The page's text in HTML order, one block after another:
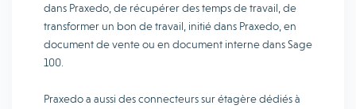
dans Praxedo, de récupérer des temps de travail, de
transformer un bon de travail, initié dans Praxedo, en
document de vente ou en document interne dans Sage
100.
Praxedo a aussi des connecteurs sur étagère dédiés à